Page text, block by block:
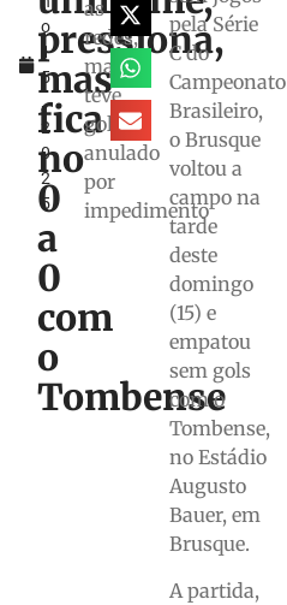
o
1
5
,
2
0
2
5
pressiona,
mas
fica
no
0
a
0
com
o
Tombense
as
redes,
mas
teve
gol
anulado
por
impedimento
pela Série
C do
Campeonato
Brasileiro,
o Brusque
voltou a
campo na
tarde
deste
domingo
(15) e
empatou
sem gols
com o
Tombense,
no Estádio
Augusto
Bauer, em
Brusque.
A partida,